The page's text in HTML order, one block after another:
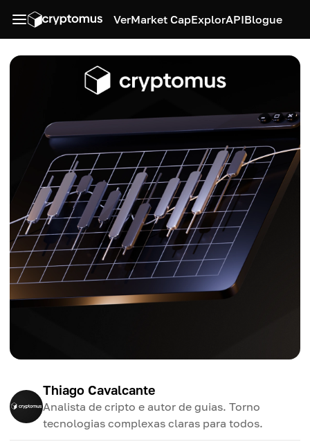
VerMarket CapExplorAPIBlogue
Thiago Cavalcante
Analista de cripto e autor de guias. Torno
tecnologias complexas claras para todos.